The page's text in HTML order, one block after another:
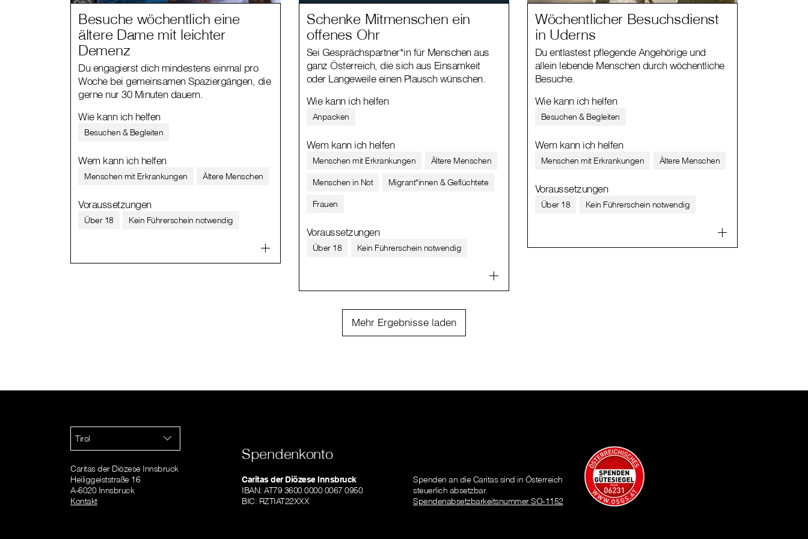
Besuche wöchentlich eine
ältere Dame mit leichter
Demenz
Du engagierst dich mindestens einmal pro
Woche bei gemeinsamen Spaziergängen, die
gerne nur 30 Minuten dauern.
Wie kann ich helfen
Besuchen & Begleiten
Wem kann ich helfen
Menschen mit Erkrankungen Ältere Menschen
Voraussetzungen
Über 18 Kein Führerschein notwendig
Schenke Mitmenschen ein
offenes Ohr
Sei Gesprächspartner*in für Menschen aus
ganz Österreich, die sich aus Einsamkeit
oder Langeweile einen Plausch wünschen.
Wie kann ich helfen
Anpacken
Wem kann ich helfen
Menschen mit Erkrankungen
Ältere Menschen
Menschen in Not
Migrant*innen & Geflüchtete
Frauen
Voraussetzungen
Über 18 Kein Führerschein notwendig
Wöchentlicher Besuchsdienst
in Uderns
Du entlastest pflegende Angehörige und
allein lebende Menschen durch wöchentliche
Besuche.
Wie kann ich helfen
Besuchen & Begleiten
Wem kann ich helfen
Menschen mit Erkrankungen Ältere Menschen
Voraussetzungen
Über 18 Kein Führerschein notwendig
Mehr Ergebnisse laden
Tirol
Caritas der Diözese Innsbruck
Heiliggeiststraße 16
A-6020 Innsbruck
Kontakt
Spendenkonto
Caritas der Diözese Innsbruck
IBAN: AT79 3600 0000 0067 0950
BIC: RZTIAT22XXX
Spenden an die Caritas sind in Österreich
steuerlich absetzbar.
Spendenabsetzbarkeitsnummer SO-1152